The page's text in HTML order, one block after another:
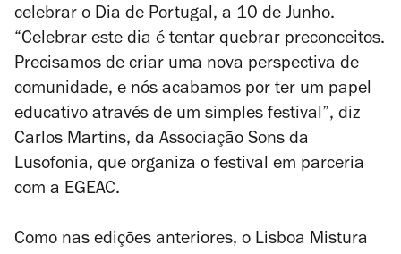
celebrar o Dia de Portugal, a 10 de Junho.
“Celebrar este dia é tentar quebrar preconceitos.
Precisamos de criar uma nova perspectiva de
comunidade, e nós acabamos por ter um papel
educativo através de um simples festival”, diz
Carlos Martins, da Associação Sons da
Lusofonia, que organiza o festival em parceria
com a EGEAC.
Como nas edições anteriores, o Lisboa Mistura